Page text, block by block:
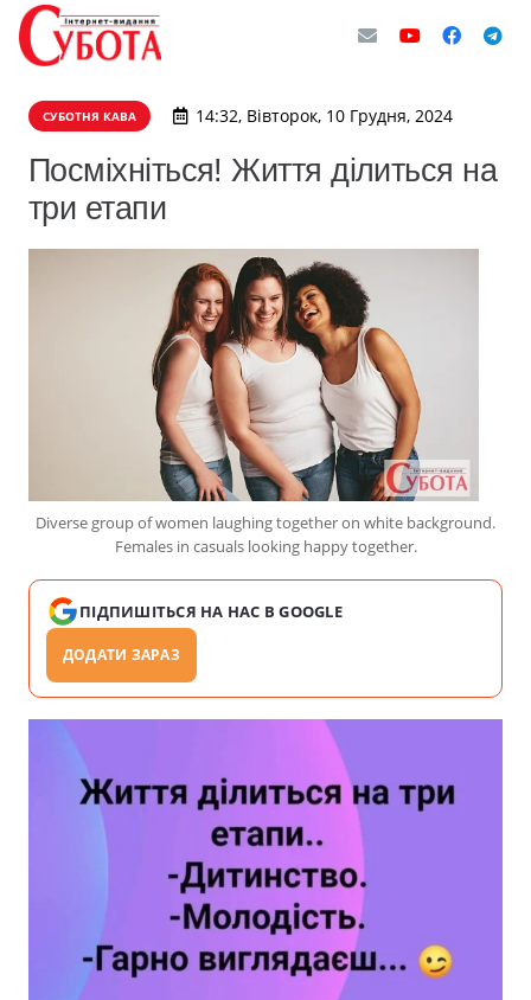
СУБОТНЯ КАВА 14:32, Вівторок, 10 Грудня, 2024
Посміхніться! Життя ділиться на
три етапи
Diverse group of women laughing together on white background.
Females in casuals looking happy together.
ПІДПИШІТЬСЯ НА НАС В GOOGLE
ДОДАТИ ЗАРАЗ